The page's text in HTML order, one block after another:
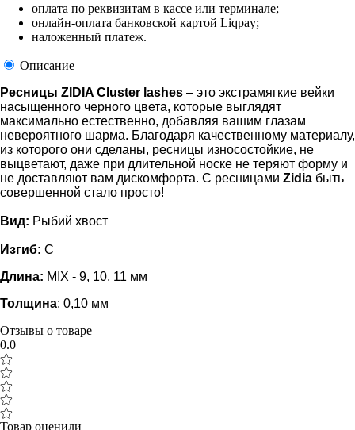
оплата по реквизитам в кассе или терминале;
онлайн-оплата банковской картой Liqpay;
наложенный платеж.
Описание
Ресницы ZIDIA Cluster lashes – это экстрамягкие вейки
насыщенного черного цвета, которые выглядят
максимально естественно, добавляя вашим глазам
невероятного шарма. Благодаря качественному материалу,
из которого они сделаны, ресницы износостойкие, не
выцветают, даже при длительной носке не теряют форму и
не доставляют вам дискомфорта. С ресницами Zidia быть
совершенной стало просто!
Вид: Рыбий хвост
Изгиб: C
Длина: MIX - 9, 10, 11 мм
Толщина: 0,10 мм
Отзывы о товаре
0.0
Товар оценили